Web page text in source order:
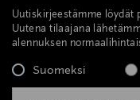
Uutiskirjeestämme löydät
Uutena tilaajana
alennuksen
Suomeksi